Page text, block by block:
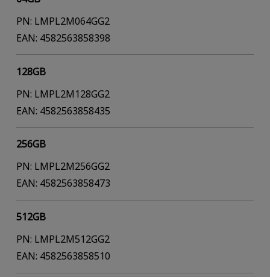
PN: LMPL2M064GG2
EAN: 4582563858398
128GB
PN: LMPL2M128GG2
EAN: 4582563858435
256GB
PN: LMPL2M256GG2
EAN: 4582563858473
512GB
PN: LMPL2M512GG2
EAN: 4582563858510